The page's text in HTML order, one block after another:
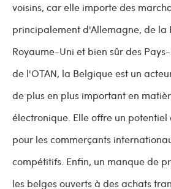
voisins, car elle importe des
principalement d'Allemagne, de la
Royaume-Uni et bien sûr des
de l'OTAN, la Belgique est un
de plus en plus important en
électronique. Elle offre un
pour les commerçants
compétitifs. Enfin, un manque de
les belges ouverts à des achats